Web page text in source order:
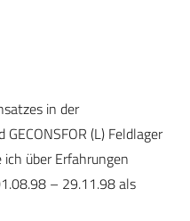
in der
(L) Feldlager
über Erfahrungen
– 29.11.98 als